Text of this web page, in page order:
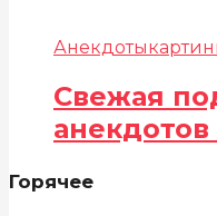
Анекдоты
Свежая
Горячее